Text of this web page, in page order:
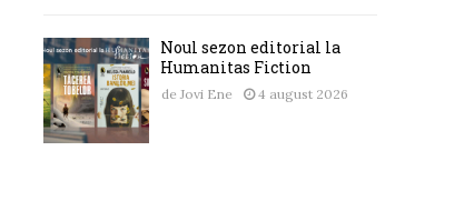
Noul sezon editorial la
Humanitas Fiction
de Jovi Ene 4 august 2026